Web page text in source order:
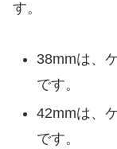
す。
38mmは、
です。
42mmは、
です。